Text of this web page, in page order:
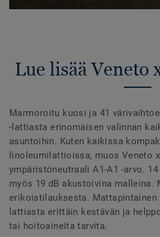
Lue lisää Veneto
Marmoroitu kuosi ja 41
-lattiasta erinomaisen valinnan
asuntoihin. Kuten kaikissa
linoleumilattioissa, muos Veneto
ympäristöneutraali A1-A1 -arvo.
myös 19 dB akustoivina malleina.
erikoistilauksesta. Mattapintainen
lattiasta erittäin kestävän ja
tai hoitoaineita tarvita.